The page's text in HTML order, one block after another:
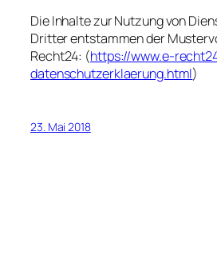
Die Inhalte zur Nutzung von
Dritter entstammen der
Recht24: (https://www.e-
datenschutzerklaerung.html)
23. Mai 2018